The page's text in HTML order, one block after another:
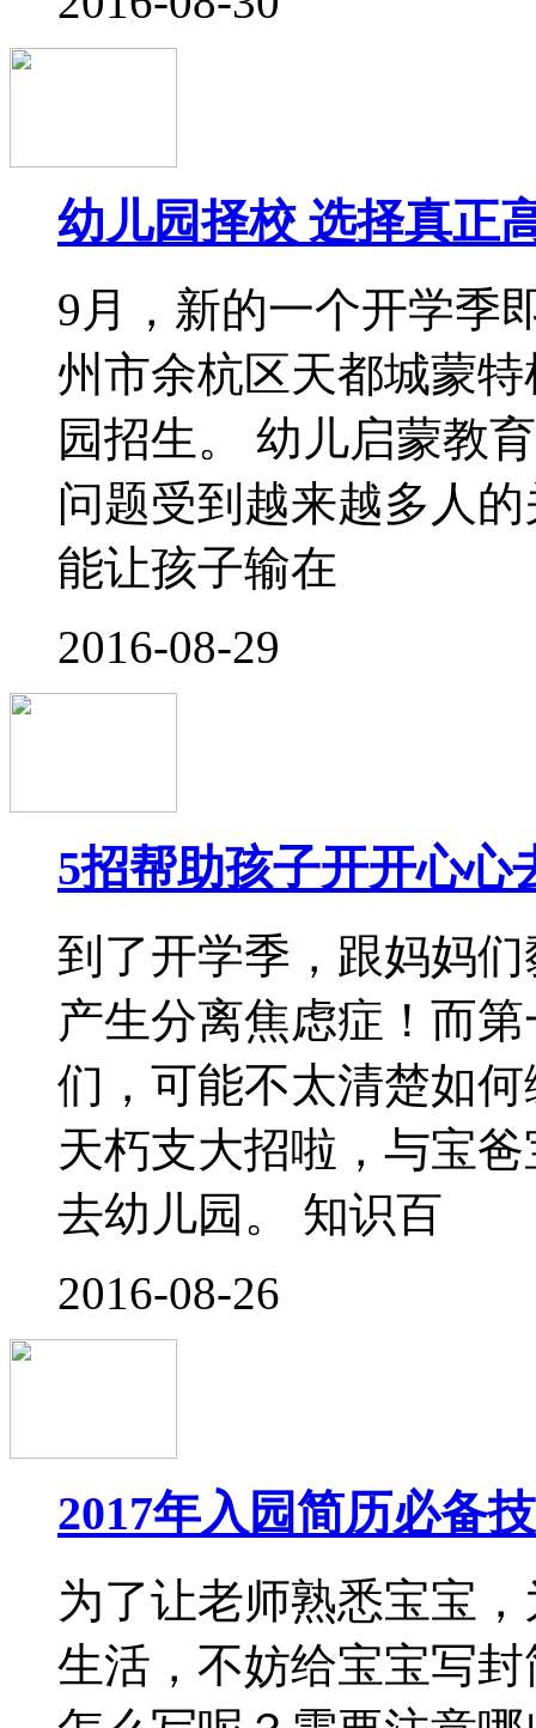
一年入园季 京籍非京
校。所谓划片儿，是
园辐射周边几个小区
这个幼儿园，这是最
是针对非京籍和
2016-08-17
上幼儿园不能不带的8
眼看要到9月份，很多
有一份很好的关于孩
的记录，是入学前家
如果你还不知道
2016-08-16
低龄宝宝入园5大提醒
导读：再不舍得，入
迈入集体生活，能不
的准备有着密切的关
2016-08-15
怎样才能避免宝宝入
常看到一些年轻的父
啼啼、纠缠不休的孩